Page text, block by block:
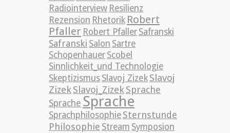
Radiointerview Resilienz
Rezension Rhetorik Robert
Pfaller Robert Pfaller Safranski
Safranski Salon Sartre
Schopenhauer Scobel
Sinnlichkeit_und Technologie
Skeptizismus Slavoj Zizek Slavoj
Zizek Slavoj_Zizek Sprache
Sprache Sprache
Sprachphilosophie Sternstunde
Philosophie Stream Symposion